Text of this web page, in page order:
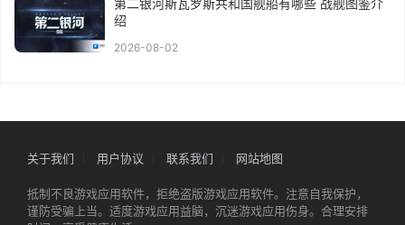
绍
2026-08-02
关于我们 用户协议 联系我们 网站地图
抵制不良游戏应用软件，拒绝盗版游戏应用软件。注意自我保护，
谨防受骗上当。适度游戏应用益脑，沉迷游戏应用伤身。合理安排